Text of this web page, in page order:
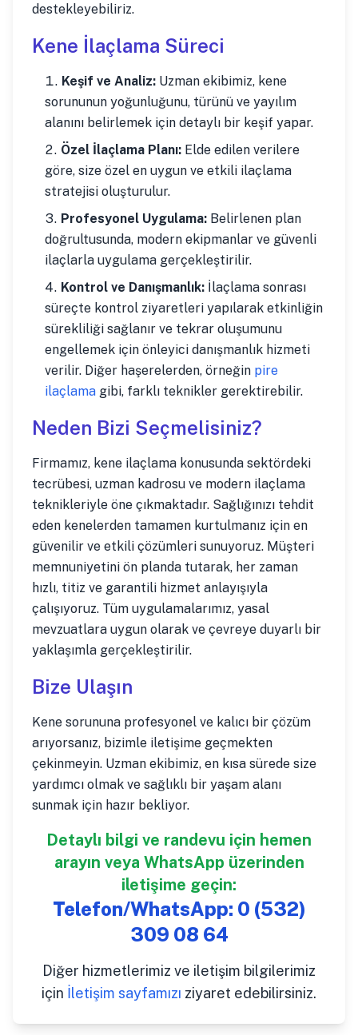
destekleyebiliriz.
Kene İlaçlama Süreci
Keşif ve Analiz: Uzman ekibimiz, kene
sorununun yoğunluğunu, türünü ve yayılım
alanını belirlemek için detaylı bir keşif yapar.
Özel İlaçlama Planı: Elde edilen verilere
göre, size özel en uygun ve etkili ilaçlama
stratejisi oluşturulur.
Profesyonel Uygulama: Belirlenen plan
doğrultusunda, modern ekipmanlar ve güvenli
ilaçlarla uygulama gerçekleştirilir.
Kontrol ve Danışmanlık: İlaçlama sonrası
süreçte kontrol ziyaretleri yapılarak etkinliğin
sürekliliği sağlanır ve tekrar oluşumunu
engellemek için önleyici danışmanlık hizmeti
verilir. Diğer haşerelerden, örneğin pire
ilaçlama gibi, farklı teknikler gerektirebilir.
Neden Bizi Seçmelisiniz?
Firmamız, kene ilaçlama konusunda sektördeki
tecrübesi, uzman kadrosu ve modern ilaçlama
teknikleriyle öne çıkmaktadır. Sağlığınızı tehdit
eden kenelerden tamamen kurtulmanız için en
güvenilir ve etkili çözümleri sunuyoruz. Müşteri
memnuniyetini ön planda tutarak, her zaman
hızlı, titiz ve garantili hizmet anlayışıyla
çalışıyoruz. Tüm uygulamalarımız, yasal
mevzuatlara uygun olarak ve çevreye duyarlı bir
yaklaşımla gerçekleştirilir.
Bize Ulaşın
Kene sorununa profesyonel ve kalıcı bir çözüm
arıyorsanız, bizimle iletişime geçmekten
çekinmeyin. Uzman ekibimiz, en kısa sürede size
yardımcı olmak ve sağlıklı bir yaşam alanı
sunmak için hazır bekliyor.
Detaylı bilgi ve randevu için hemen
arayın veya WhatsApp üzerinden
iletişime geçin:
Telefon/WhatsApp: 0 (532)
309 08 64
Diğer hizmetlerimiz ve iletişim bilgilerimiz
için İletişim sayfamızı ziyaret edebilirsiniz.